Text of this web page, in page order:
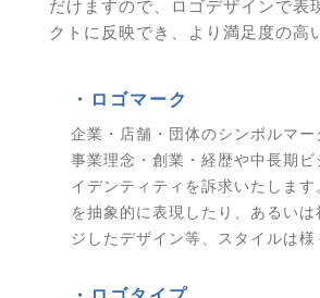
だけますので、ロゴデザインで
クトに反映でき、より満足度の高
・ロゴマーク
企業・店舗・団体のシンボルマー
事業理念・創業・経歴や中長期
イデンティティを訴求いたしま
を抽象的に表現したり、あるい
ジしたデザイン等、スタイルは様